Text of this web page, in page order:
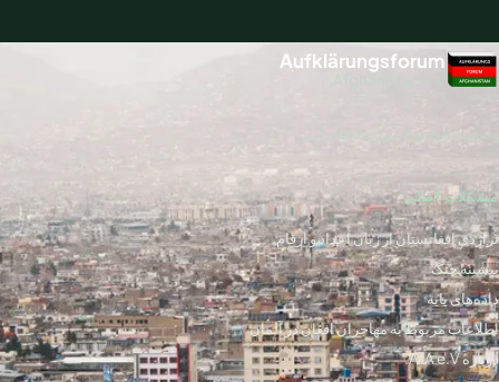
Aufklärungsforum
وضعیت افغانستان و ریشه‌های آن
مشکلات اصلی
تراژدی افغانستان از زبان اعداد و ارقام
پیشینه جنگ
داده‌های پایه
اطلاعات مربوط به مهاجران افغان در آلمان
درباره AfA e.V.